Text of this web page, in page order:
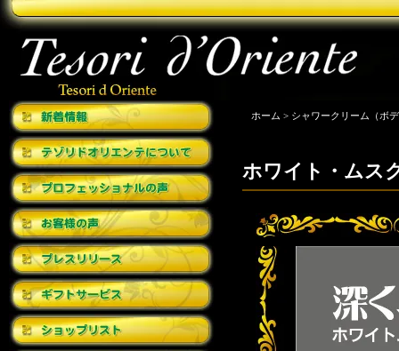
ホーム > シャワークリーム（ボ
ホワイト・ムス